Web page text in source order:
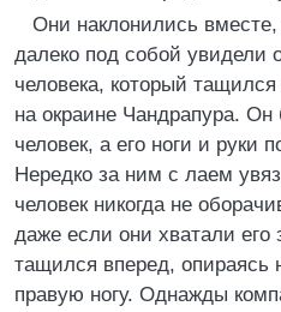
Они наклонились
далеко под собой увидели
человека, который
на окраине Чандрапура. Он
человек, а его ноги и руки
Нередко за ним с лаем
человек никогда не
даже если они хватали его
тащился вперед, опираясь
правую ногу. Однажды